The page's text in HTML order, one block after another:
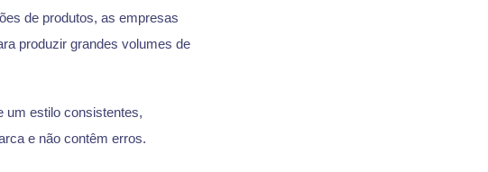
de produtos, as empresas
produzir grandes volumes de
um estilo consistentes,
e não contêm erros.